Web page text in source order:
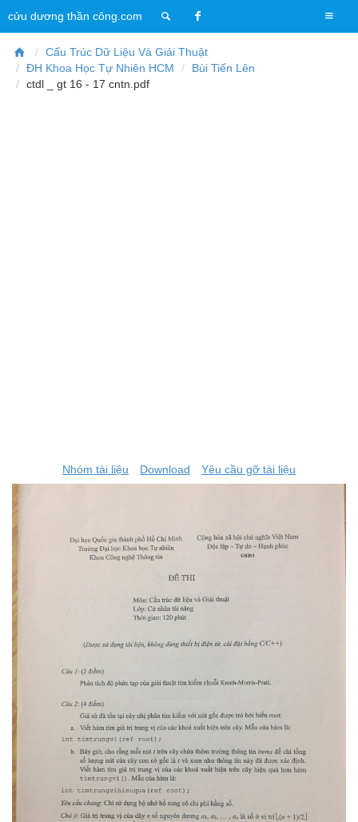
T
o
cửu dương thần công.com
Cấu Trúc Dữ Liệu Và Giải Thuật
ĐH Khoa Học Tự Nhiên HCM
Bùi Tiến Lên
ctdl _ gt 16 - 17 cntn.pdf
Nhóm tài liệu Download Yêu cầu gỡ tài liệu